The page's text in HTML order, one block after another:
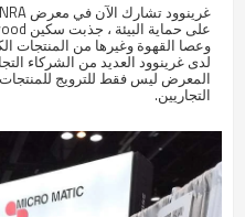
وعصا القهوة وغيرها من المنتجات
لدى غرينوود العديد من الشركاء
المعرض ليس فقط للترويج
التجاريين.